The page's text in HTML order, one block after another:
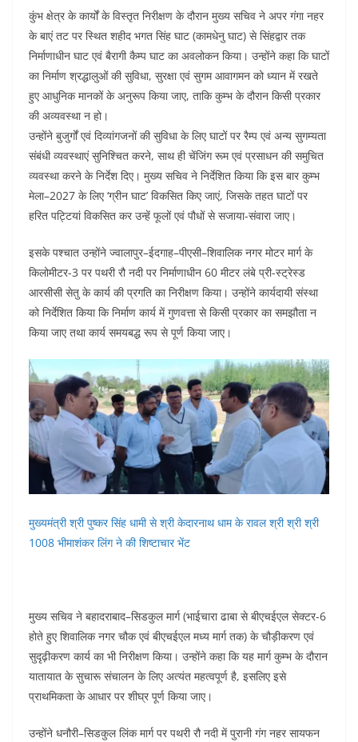
कुंभ क्षेत्र के कार्यों के विस्तृत निरीक्षण के दौरान मुख्य सचिव ने अपर गंगा नहर
के बाएं तट पर स्थित शहीद भगत सिंह घाट (कामधेनु घाट) से सिंहद्वार तक
निर्माणाधीन घाट एवं बैरागी कैम्प घाट का अवलोकन किया। उन्होंने कहा कि घाटों
का निर्माण श्रद्धालुओं की सुविधा, सुरक्षा एवं सुगम आवागमन को ध्यान में रखते
हुए आधुनिक मानकों के अनुरूप किया जाए, ताकि कुम्भ के दौरान किसी प्रकार
की अव्यवस्था न हो।
उन्होंने बुजुर्गों एवं दिव्यांगजनों की सुविधा के लिए घाटों पर रैम्प एवं अन्य सुगम्यता
संबंधी व्यवस्थाएं सुनिश्चित करने, साथ ही चेंजिंग रूम एवं प्रसाधन की समुचित
व्यवस्था करने के निर्देश दिए। मुख्य सचिव ने निर्देशित किया कि इस बार कुम्भ
मेला–2027 के लिए ‘ग्रीन घाट’ विकसित किए जाएं, जिसके तहत घाटों पर
हरित पट्टियां विकसित कर उन्हें फूलों एवं पौधों से सजाया-संवारा जाए।
इसके पश्चात उन्होंने ज्वालापुर–ईदगाह–पीएसी–शिवालिक नगर मोटर मार्ग के
किलोमीटर-3 पर पथरी रौ नदी पर निर्माणाधीन 60 मीटर लंबे प्री-स्ट्रेस्ड
आरसीसी सेतु के कार्य की प्रगति का निरीक्षण किया। उन्होंने कार्यदायी संस्था
को निर्देशित किया कि निर्माण कार्य में गुणवत्ता से किसी प्रकार का समझौता न
किया जाए तथा कार्य समयबद्ध रूप से पूर्ण किया जाए।
मुख्यमंत्री श्री पुष्कर सिंह धामी से श्री केदारनाथ धाम के रावल श्री श्री श्री
1008 भीमाशंकर लिंग ने की शिष्टाचार भेंट
मुख्य सचिव ने बहादराबाद–सिडकुल मार्ग (भाईचारा ढाबा से बीएचईएल सेक्टर-6
होते हुए शिवालिक नगर चौक एवं बीएचईएल मध्य मार्ग तक) के चौड़ीकरण एवं
सुदृढ़ीकरण कार्य का भी निरीक्षण किया। उन्होंने कहा कि यह मार्ग कुम्भ के दौरान
यातायात के सुचारू संचालन के लिए अत्यंत महत्वपूर्ण है, इसलिए इसे
प्राथमिकता के आधार पर शीघ्र पूर्ण किया जाए।
उन्होंने धनौरी–सिडकुल लिंक मार्ग पर पथरी रौ नदी में पुरानी गंग नहर सायफन